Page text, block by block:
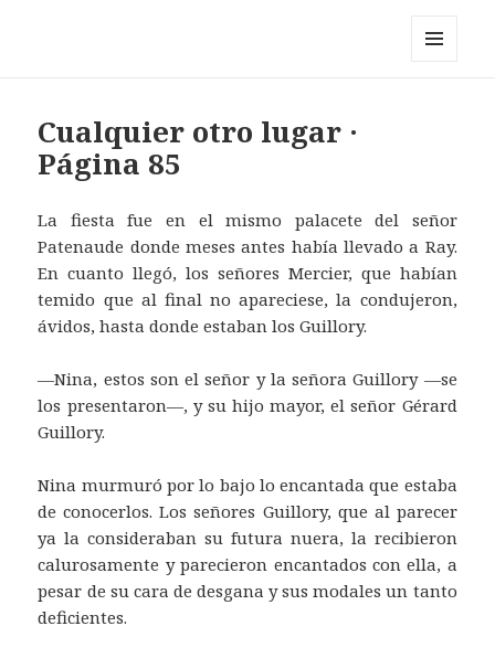
Cualquier otro lugar ·
Página 85
La fiesta fue en el mismo palacete del señor
Patenaude donde meses antes había llevado a Ray.
En cuanto llegó, los señores Mercier, que habían
temido que al final no apareciese, la condujeron,
ávidos, hasta donde estaban los Guillory.
—Nina, estos son el señor y la señora Guillory —se
los presentaron—, y su hijo mayor, el señor Gérard
Guillory.
Nina murmuró por lo bajo lo encantada que estaba
de conocerlos. Los señores Guillory, que al parecer
ya la consideraban su futura nuera, la recibieron
calurosamente y parecieron encantados con ella, a
pesar de su cara de desgana y sus modales un tanto
deficientes.